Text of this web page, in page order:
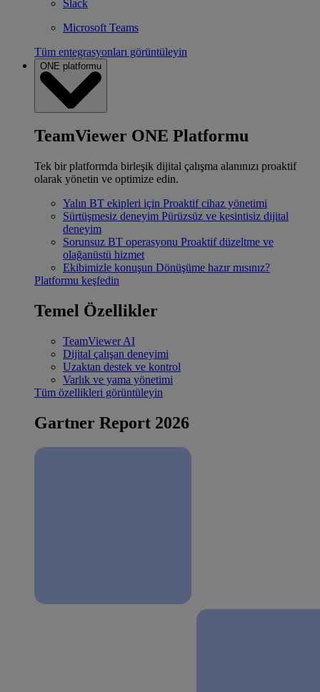
Slack
Microsoft Teams
Tüm entegrasyonları görüntüleyin
ONE platformu
TeamViewer ONE Platformu
Tek bir platformda birleşik dijital çalışma alanınızı proaktif
olarak yönetin ve optimize edin.
Yalın BT ekipleri için Proaktif cihaz yönetimi
Sürtüşmesiz deneyim Pürüzsüz ve kesintisiz dijital
deneyim
Sorunsuz BT operasyonu Proaktif düzeltme ve
olağanüstü hizmet
Ekibimizle konuşun Dönüşüme hazır mısınız?
Platformu keşfedin
Temel Özellikler
TeamViewer AI
Dijital çalışan deneyimi
Uzaktan destek ve kontrol
Varlık ve yama yönetimi
Tüm özellikleri görüntüleyin
Gartner Report 2026